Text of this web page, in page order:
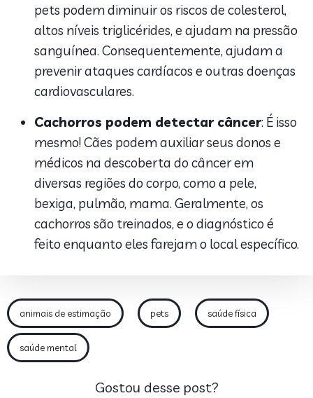
pets podem diminuir os riscos de colesterol,
altos níveis triglicérides, e ajudam na pressão
sanguínea. Consequentemente, ajudam a
prevenir ataques cardíacos e outras doenças
cardiovasculares.
Cachorros podem detectar câncer: É isso
mesmo! Cães podem auxiliar seus donos e
médicos na descoberta do câncer em
diversas regiões do corpo, como a pele,
bexiga, pulmão, mama. Geralmente, os
cachorros são treinados, e o diagnóstico é
feito enquanto eles farejam o local específico.
animais de estimação pets saúde física
saúde mental
Gostou desse post?